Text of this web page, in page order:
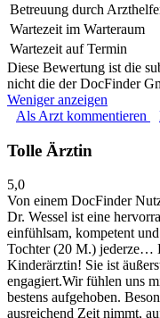
Betreuung durch
Wartezeit im Warteraum
Wartezeit auf Termin
Diese Bewertung ist die
nicht die der DocFinder
Weniger anzeigen
Als Arzt kommentieren
Tolle Ärztin
5,0
Von einem DocFinder
Dr. Wessel ist eine
einfühlsam, kompetent
Tochter (20 M.) jederze…
Kinderärztin! Sie ist
engagiert.Wir fühlen uns
bestens aufgehoben.
ausreichend Zeit nimmt,